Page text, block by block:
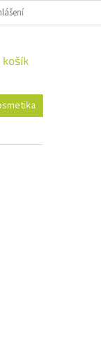
košík